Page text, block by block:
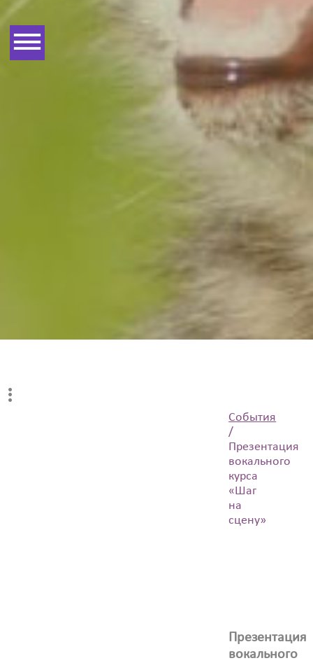
События
/
Презентация
вокального
курса
«Шаг
на
сцену»
Презентация
вокального